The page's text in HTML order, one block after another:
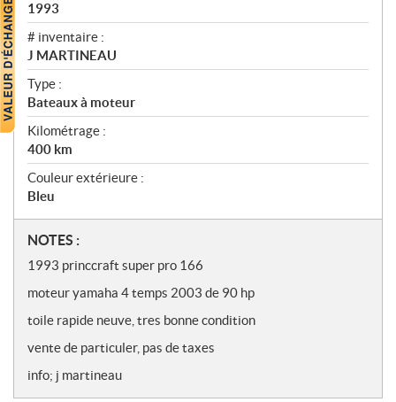
1993
# inventaire :
J MARTINEAU
Type :
Bateaux à moteur
Kilométrage :
400 km
Couleur extérieure :
Bleu
N
o
e
s
NOTES :
1993 princcraft super pro 166
moteur yamaha 4 temps 2003 de 90 hp
toile rapide neuve, tres bonne condition
vente de particuler, pas de taxes
info; j martineau